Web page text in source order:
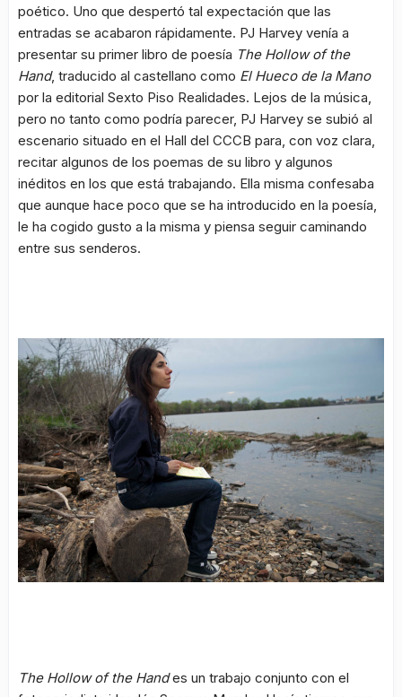
poético. Uno que despertó tal expectación que las
entradas se acabaron rápidamente. PJ Harvey venía a
presentar su primer libro de poesía The Hollow of the
Hand, traducido al castellano como El Hueco de la Mano
por la editorial Sexto Piso Realidades. Lejos de la música,
pero no tanto como podría parecer, PJ Harvey se subió al
escenario situado en el Hall del CCCB para, con voz clara,
recitar algunos de los poemas de su libro y algunos
inéditos en los que está trabajando. Ella misma confesaba
que aunque hace poco que se ha introducido en la poesía,
le ha cogido gusto a la misma y piensa seguir caminando
entre sus senderos.
The Hollow of the Handes un trabajo conjunto con el